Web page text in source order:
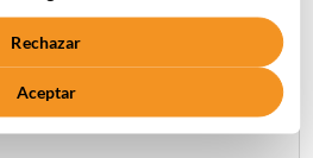
tu ROI paso a paso
Rechazar
Aceptar